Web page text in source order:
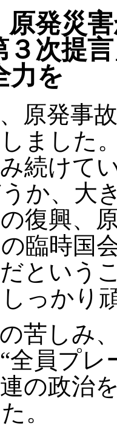
原発災
次提言
力を
原発事
ました
続けて
か、大
復興、
臨時国
という
っかり
苦しみ
全員プレ
の政治
。